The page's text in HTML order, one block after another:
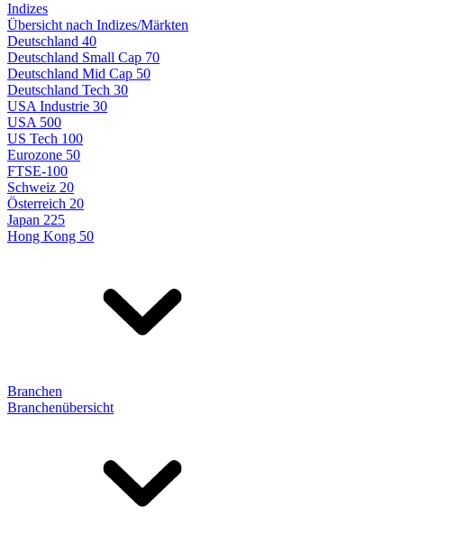
Indizes
Übersicht nach Indizes/Märkten
Deutschland 40
Deutschland Small Cap 70
Deutschland Mid Cap 50
Deutschland Tech 30
USA Industrie 30
USA 500
US Tech 100
Eurozone 50
FTSE-100
Schweiz 20
Österreich 20
Japan 225
Hong Kong 50
Branchen
Branchenübersicht